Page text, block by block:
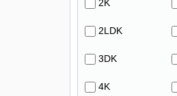
2K
2LDK
3DK
4K